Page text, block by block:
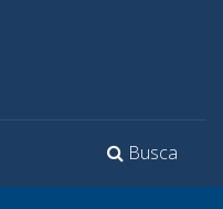
Toggle
Busca